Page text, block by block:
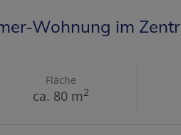
Wohnung im
Fläche
ca. 80 m2